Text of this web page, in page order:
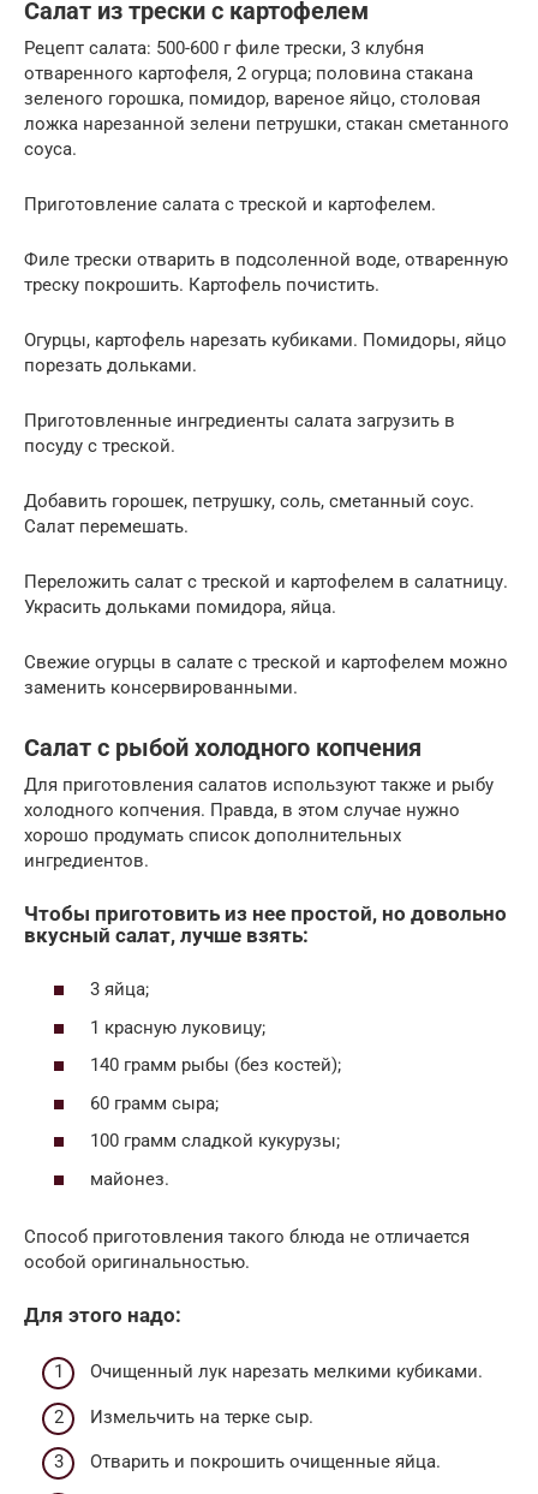
Салат из трески с картофелем
Рецепт салата: 500-600 г филе трески, 3 клубня
отваренного картофеля, 2 огурца; половина стакана
зеленого горошка, помидор, вареное яйцо, столовая
ложка нарезанной зелени петрушки, стакан сметанного
соуса.
Приготовление салата с треской и картофелем.
Филе трески отварить в подсоленной воде, отваренную
треску покрошить. Картофель почистить.
Огурцы, картофель нарезать кубиками. Помидоры, яйцо
порезать дольками.
Приготовленные ингредиенты салата загрузить в
посуду с треской.
Добавить горошек, петрушку, соль, сметанный соус.
Салат перемешать.
Переложить салат с треской и картофелем в салатницу.
Украсить дольками помидора, яйца.
Свежие огурцы в салате с треской и картофелем можно
заменить консервированными.
Салат с рыбой холодного копчения
Для приготовления салатов используют также и рыбу
холодного копчения. Правда, в этом случае нужно
хорошо продумать список дополнительных
ингредиентов.
Чтобы приготовить из нее простой, но довольно
вкусный салат, лучше взять:
3 яйца;
1 красную луковицу;
140 грамм рыбы (без костей);
60 грамм сыра;
100 грамм сладкой кукурузы;
майонез.
Способ приготовления такого блюда не отличается
особой оригинальностью.
Для этого надо:
Очищенный лук нарезать мелкими кубиками.
Измельчить на терке сыр.
Отварить и покрошить очищенные яйца.